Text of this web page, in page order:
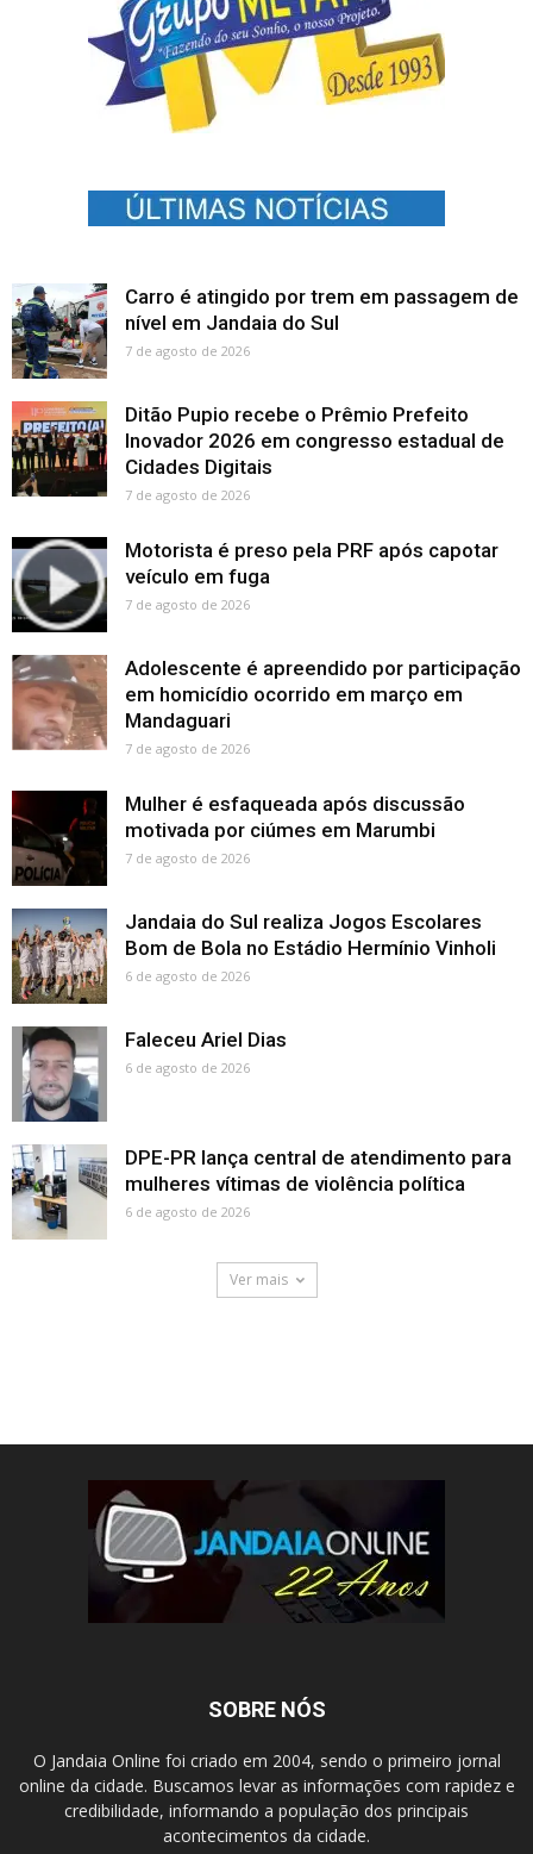
Carro é atingido por trem em passagem de
nível em Jandaia do Sul
7 de agosto de 2026
Ditão Pupio recebe o Prêmio Prefeito
Inovador 2026 em congresso estadual de
Cidades Digitais
7 de agosto de 2026
Motorista é preso pela PRF após capotar
veículo em fuga
7 de agosto de 2026
Adolescente é apreendido por participação
em homicídio ocorrido em março em
Mandaguari
7 de agosto de 2026
Mulher é esfaqueada após discussão
motivada por ciúmes em Marumbi
7 de agosto de 2026
Jandaia do Sul realiza Jogos Escolares
Bom de Bola no Estádio Hermínio Vinholi
6 de agosto de 2026
Faleceu Ariel Dias
6 de agosto de 2026
DPE-PR lança central de atendimento para
mulheres vítimas de violência política
6 de agosto de 2026
Ver mais
SOBRE NÓS
O Jandaia Online foi criado em 2004, sendo o primeiro jornal
online da cidade. Buscamos levar as informações com rapidez e
credibilidade, informando a população dos principais
acontecimentos da cidade.